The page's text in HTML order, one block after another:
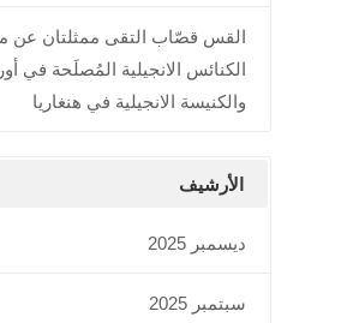
القس قصّاب التقى ممثلتان عن
الكنائس الانجيلية المُصلَحة في
والكنيسة الانجيلية في هنغاريا
الأرشيف
ديسمبر 2025
سبتمبر 2025